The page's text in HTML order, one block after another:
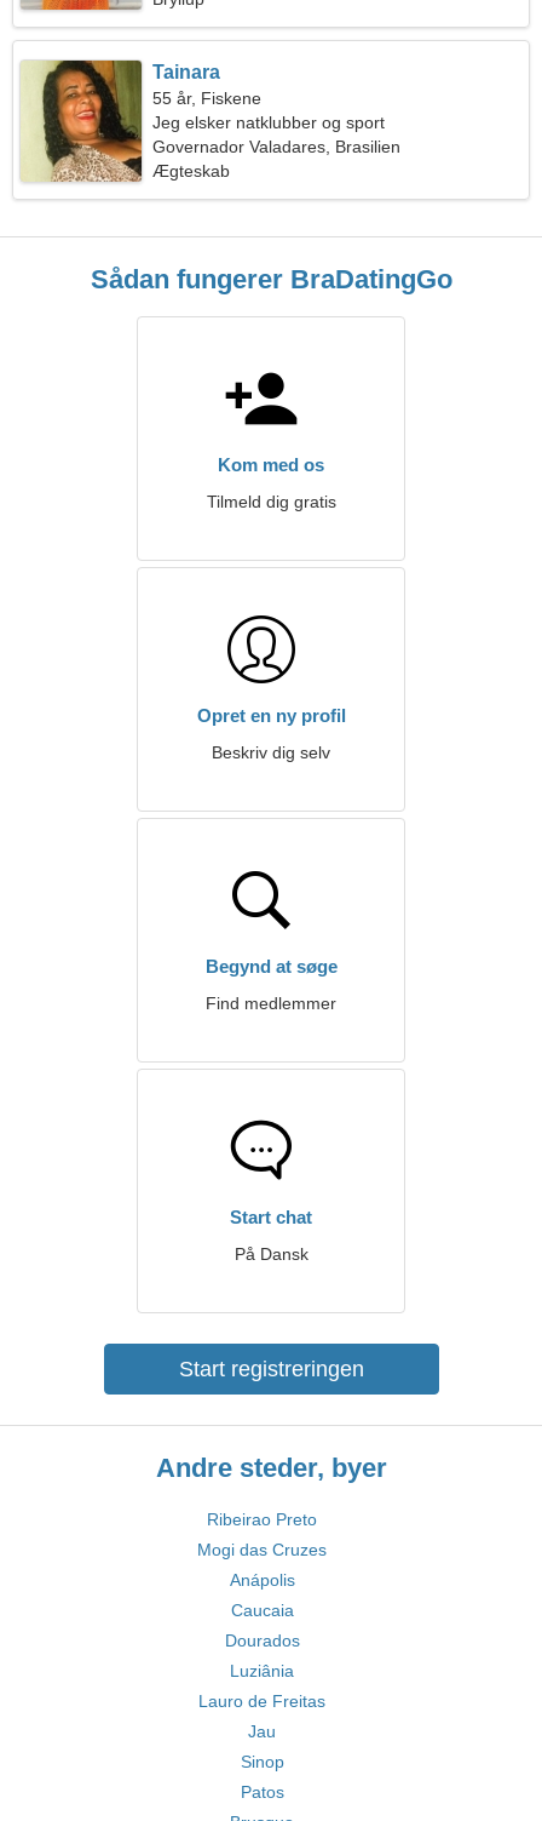
Tainara
55 år, Fiskene
Jeg elsker natklubber og sport
Governador Valadares, Brasilien
Ægteskab
Sådan fungerer BraDatingGo
Kom med os
Tilmeld dig gratis
Opret en ny profil
Beskriv dig selv
Begynd at søge
Find medlemmer
Start chat
På Dansk
Start registreringen
Andre steder, byer
Ribeirao Preto
Mogi das Cruzes
Anápolis
Caucaia
Dourados
Luziânia
Lauro de Freitas
Jau
Sinop
Patos